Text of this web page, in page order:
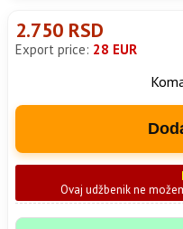
2.750 RSD
Export price: 28 EUR
Ovaj udžbenik ne